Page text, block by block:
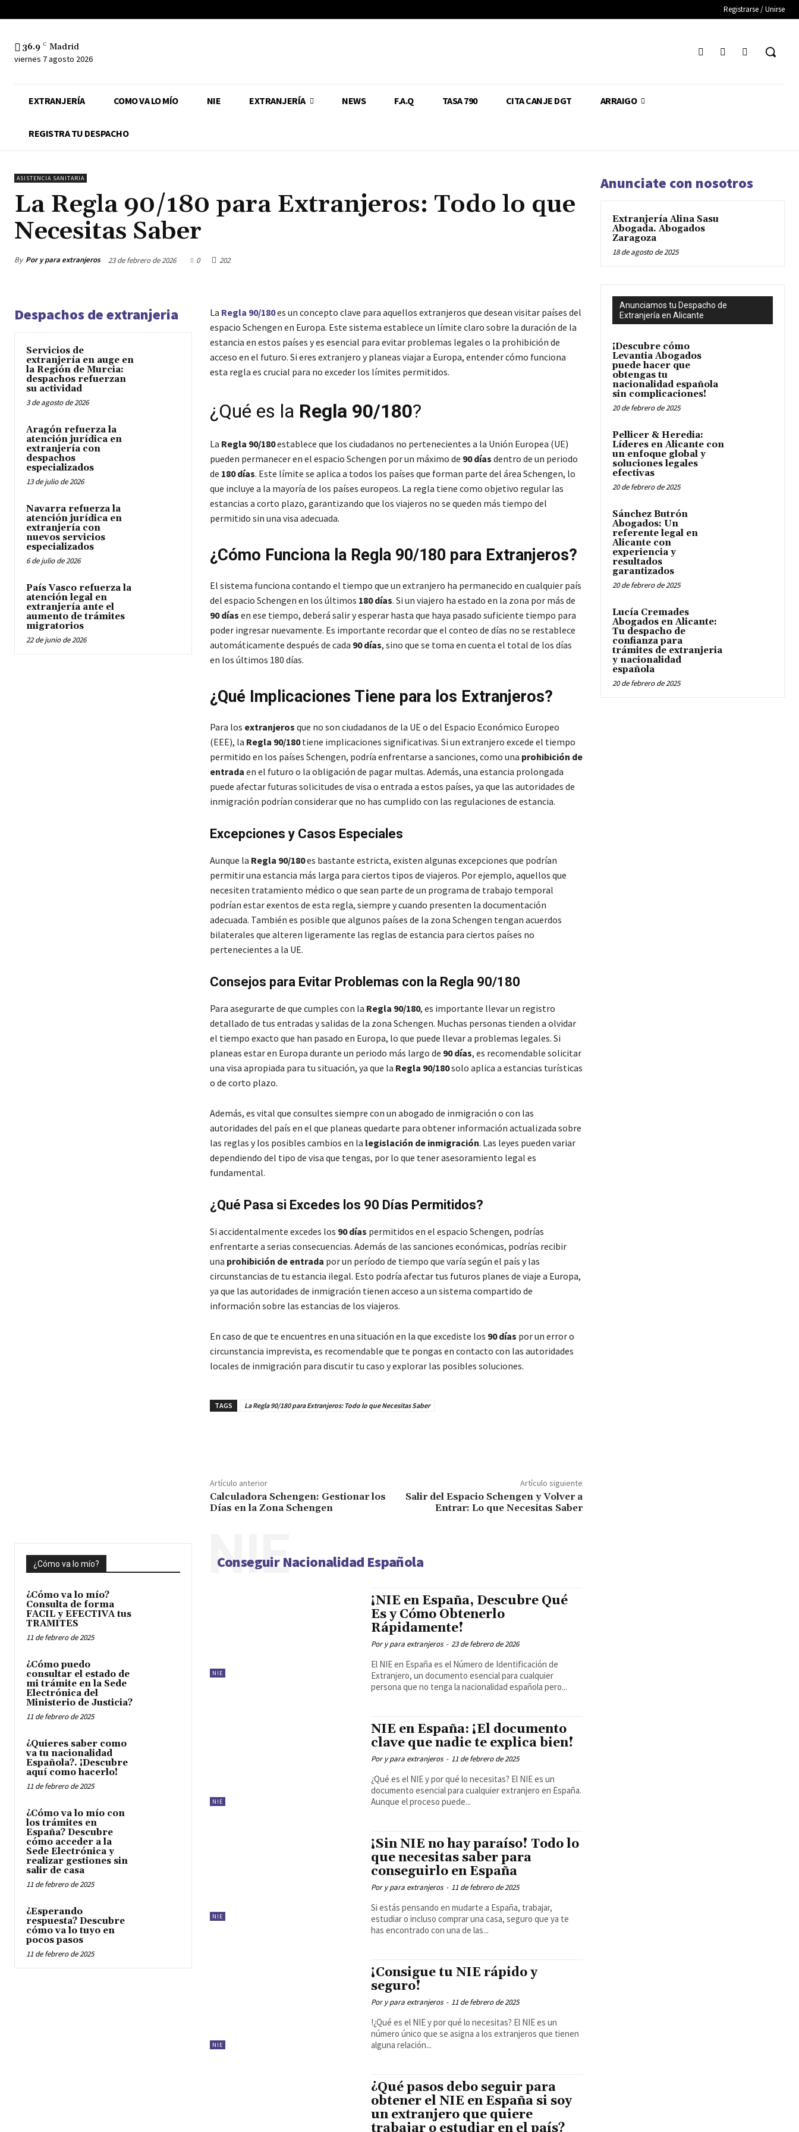
Registrarse / Unirse
36.9 C Madrid
viernes 7 agosto 2026
EXTRANJERÍA COMO VA LO MÍO NIE EXTRANJERÍA NEWS F.A.Q TASA 790 CITA CANJE DGT ARRAIGO
REGISTRA TU DESPACHO
ASISTENCIA SANITARIA
La Regla 90/180 para Extranjeros: Todo lo que
Necesitas Saber
By Por y para extranjeros 23 de febrero de 2026 0 202
Despachos de extranjeria
Servicios de
extranjería en auge en
la Región de Murcia:
despachos refuerzan
su actividad
3 de agosto de 2026
Aragón refuerza la
atención jurídica en
extranjería con
despachos
especializados
13 de julio de 2026
Navarra refuerza la
atención jurídica en
extranjería con
nuevos servicios
especializados
6 de julio de 2026
País Vasco refuerza la
atención legal en
extranjería ante el
aumento de trámites
migratorios
22 de junio de 2026
La Regla 90/180es un concepto clave para aquellos extranjeros que desean visitar países del
espacio Schengen en Europa. Este sistema establece un límite claro sobre la duración de la
estancia en estos países y es esencial para evitar problemas legales o la prohibición de
acceso en el futuro. Si eres extranjero y planeas viajar a Europa, entender cómo funciona
esta regla es crucial para no exceder los límites permitidos.
¿Qué es la Regla 90/180?
La Regla 90/180establece que los ciudadanos no pertenecientes a la Unión Europea (UE)
pueden permanecer en el espacio Schengen por un máximo de 90 días dentro de un periodo
de 180 días. Este límite se aplica a todos los países que forman parte del área Schengen, lo
que incluye a la mayoría de los países europeos. La regla tiene como objetivo regular las
estancias a corto plazo, garantizando que los viajeros no se queden más tiempo del
permitido sin una visa adecuada.
¿Cómo Funciona la Regla 90/180 para Extranjeros?
El sistema funciona contando el tiempo que un extranjero ha permanecido en cualquier país
del espacio Schengen en los últimos 180 días. Si un viajero ha estado en la zona por más de
90 días en ese tiempo, deberá salir y esperar hasta que haya pasado suficiente tiempo para
poder ingresar nuevamente. Es importante recordar que el conteo de días no se restablece
automáticamente después de cada 90 días, sino que se toma en cuenta el total de los días
en los últimos 180 días.
¿Qué Implicaciones Tiene para los Extranjeros?
Para los extranjeros que no son ciudadanos de la UE o del Espacio Económico Europeo
(EEE), la Regla 90/180tiene implicaciones significativas. Si un extranjero excede el tiempo
permitido en los países Schengen, podría enfrentarse a sanciones, como una prohibición de
entrada en el futuro o la obligación de pagar multas. Además, una estancia prolongada
puede afectar futuras solicitudes de visa o entrada a estos países, ya que las autoridades de
inmigración podrían considerar que no has cumplido con las regulaciones de estancia.
Excepciones y Casos Especiales
Aunque la Regla 90/180es bastante estricta, existen algunas excepciones que podrían
permitir una estancia más larga para ciertos tipos de viajeros. Por ejemplo, aquellos que
necesiten tratamiento médico o que sean parte de un programa de trabajo temporal
podrían estar exentos de esta regla, siempre y cuando presenten la documentación
adecuada. También es posible que algunos países de la zona Schengen tengan acuerdos
bilaterales que alteren ligeramente las reglas de estancia para ciertos países no
pertenecientes a la UE.
Consejos para Evitar Problemas con la Regla 90/180
Para asegurarte de que cumples con la Regla 90/180, es importante llevar un registro
detallado de tus entradas y salidas de la zona Schengen. Muchas personas tienden a olvidar
el tiempo exacto que han pasado en Europa, lo que puede llevar a problemas legales. Si
planeas estar en Europa durante un periodo más largo de 90 días, es recomendable solicitar
una visa apropiada para tu situación, ya que la Regla 90/180solo aplica a estancias turísticas
o de corto plazo.
Además, es vital que consultes siempre con un abogado de inmigración o con las
autoridades del país en el que planeas quedarte para obtener información actualizada sobre
las reglas y los posibles cambios en la legislación de inmigración. Las leyes pueden variar
dependiendo del tipo de visa que tengas, por lo que tener asesoramiento legal es
fundamental.
¿Qué Pasa si Excedes los 90 Días Permitidos?
Si accidentalmente excedes los 90 días permitidos en el espacio Schengen, podrías
enfrentarte a serias consecuencias. Además de las sanciones económicas, podrías recibir
una prohibición de entrada por un período de tiempo que varía según el país y las
circunstancias de tu estancia ilegal. Esto podría afectar tus futuros planes de viaje a Europa,
ya que las autoridades de inmigración tienen acceso a un sistema compartido de
información sobre las estancias de los viajeros.
En caso de que te encuentres en una situación en la que excediste los 90 días por un error o
circunstancia imprevista, es recomendable que te pongas en contacto con las autoridades
locales de inmigración para discutir tu caso y explorar las posibles soluciones.
TAGS La Regla 90/180 para Extranjeros: Todo lo que Necesitas Saber
Artículo anterior
Calculadora Schengen: Gestionar los
Días en la Zona Schengen
Artículo siguiente
Salir del Espacio Schengen y Volver a
Entrar: Lo que Necesitas Saber
¿Cómo va lo mío?
¿Cómo va lo mío?
Consulta de forma
FACIL y EFECTIVA tus
TRAMITES
11 de febrero de 2025
¿Cómo puedo
consultar el estado de
mi trámite en la Sede
Electrónica del
Ministerio de Justicia?
11 de febrero de 2025
¿Quieres saber como
va tu nacionalidad
Española?. ¡Descubre
aquí como hacerlo!
11 de febrero de 2025
¿Cómo va lo mío con
los trámites en
España? Descubre
cómo acceder a la
Sede Electrónica y
realizar gestiones sin
salir de casa
11 de febrero de 2025
¿Esperando
respuesta? Descubre
cómo va lo tuyo en
pocos pasos
11 de febrero de 2025
Conseguir Nacionalidad Española
NIE
NIE
¡NIE en España, Descubre Qué
Es y Cómo Obtenerlo
Rápidamente!
Por y para extranjeros - 23 de febrero de 2026
El NIE en España es el Número de Identificación de
Extranjero, un documento esencial para cualquier
persona que no tenga la nacionalidad española pero...
NIE
NIE en España: ¡El documento
clave que nadie te explica bien!
Por y para extranjeros - 11 de febrero de 2025
¿Qué es el NIE y por qué lo necesitas? El NIE es un
documento esencial para cualquier extranjero en España.
Aunque el proceso puede...
NIE
¡Sin NIE no hay paraíso! Todo lo
que necesitas saber para
conseguirlo en España
Por y para extranjeros - 11 de febrero de 2025
Si estás pensando en mudarte a España, trabajar,
estudiar o incluso comprar una casa, seguro que ya te
has encontrado con una de las...
NIE
¡Consigue tu NIE rápido y
seguro!
Por y para extranjeros - 11 de febrero de 2025
!¿Qué es el NIE y por qué lo necesitas? El NIE es un
número único que se asigna a los extranjeros que tienen
alguna relación...
¿Qué pasos debo seguir para
obtener el NIE en España si soy
un extranjero que quiere
trabajar o estudiar en el país?
Anunciate con nosotros
Extranjería Alina Sasu
Abogada. Abogados
Zaragoza
18 de agosto de 2025
Anunciamos tu Despacho de
Extranjería en Alicante
¡Descubre cómo
Levantia Abogados
puede hacer que
obtengas tu
nacionalidad española
sin complicaciones!
20 de febrero de 2025
Pellicer & Heredia:
Líderes en Alicante con
un enfoque global y
soluciones legales
efectivas
20 de febrero de 2025
Sánchez Butrón
Abogados: Un
referente legal en
Alicante con
experiencia y
resultados
garantizados
20 de febrero de 2025
Lucía Cremades
Abogados en Alicante:
Tu despacho de
confianza para
trámites de extranjeria
y nacionalidad
española
20 de febrero de 2025